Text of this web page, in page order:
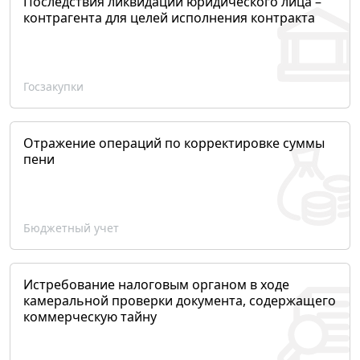
контрагента для целей исполнения контракта
Госзакупки
Отражение операций по корректировке суммы
пени
Бюджетный учет
Истребование налоговым органом в ходе
камеральной проверки документа, содержащего
коммерческую тайну